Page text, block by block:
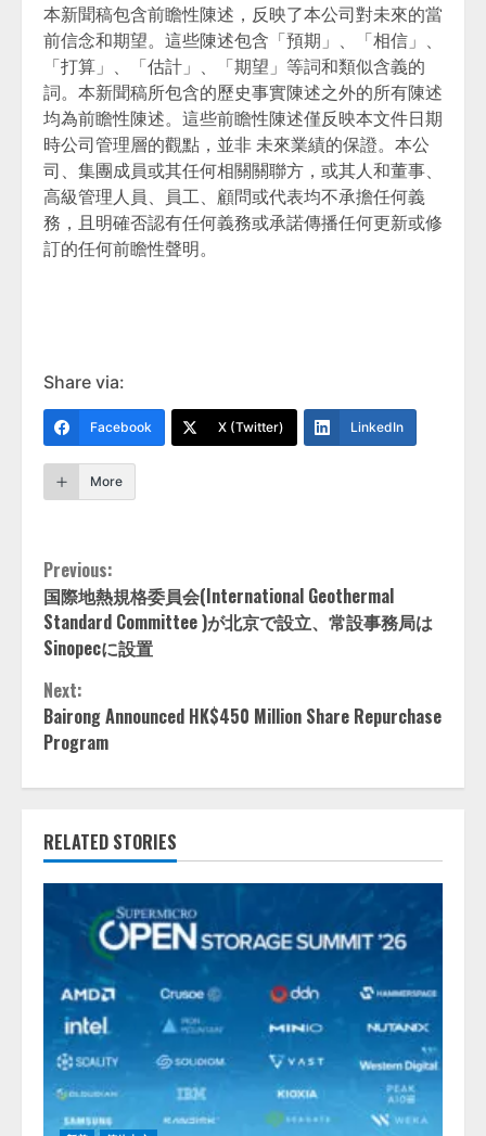
本新聞稿包含前瞻性陳述，反映了本公司對未來的當
前信念和期望。這些陳述包含「預期」、「相信」、
「打算」、「估計」、「期望」等詞和類似含義的
詞。本新聞稿所包含的歷史事實陳述之外的所有陳述
均為前瞻性陳述。這些前瞻性陳述僅反映本文件日期
時公司管理層的觀點，並非 未來業績的保證。本公
司、集團成員或其任何相關關聯方，或其人和董事、
高級管理人員、員工、顧問或代表均不承擔任何義
務，且明確否認有任何義務或承諾傳播任何更新或修
訂的任何前瞻性聲明。
Share via:
Facebook X (Twitter) LinkedIn
More
Continue
Reading
Previous:
国際地熱規格委員会(International Geothermal
Standard Committee )が北京で設立、常設事務局は
Sinopecに設置
Next:
Bairong Announced HK$450 Million Share Repurchase
Program
RELATED STORIES